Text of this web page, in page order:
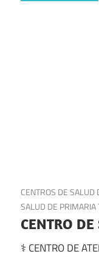
6 de julio de 2025
CENTROS DE SALUD
SALUD DE PRIMARIA
CENTRO
⚕️ CENTRO DE